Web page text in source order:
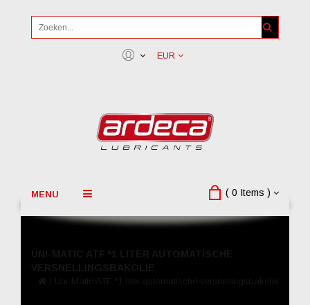
EUR
MENU ( 0 Items )